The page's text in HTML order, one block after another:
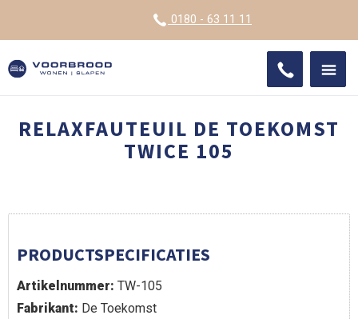
0180 - 63 11 11
RELAXFAUTEUIL DE TOEKOMST
TWICE 105
PRODUCTSPECIFICATIES
Artikelnummer: TW-105
Fabrikant: De Toekomst